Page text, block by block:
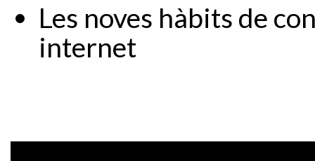
Les noves hàbits de
internet